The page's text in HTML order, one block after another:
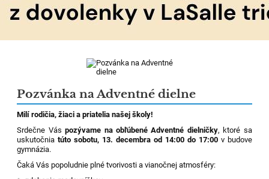
Pozvánka na Adventné dielne
Milí rodičia, žiaci a priatelia našej školy!
Srdečne Váspozývame na obľúbené Adventné dielničky, ktoré sa
uskutočniatúto sobotu, 13. decembra od 14:00 do 17:00v budove
gymnázia.
Čaká Vás popoludnie plné tvorivosti a vianočnej atmosféry: